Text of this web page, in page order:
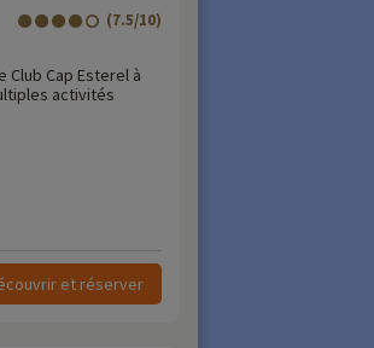
(7.5/10)
Club Cap Esterel à
activités
et réserver